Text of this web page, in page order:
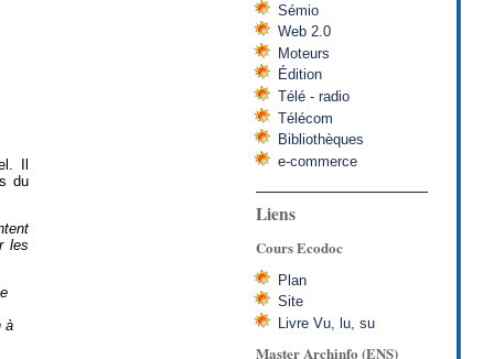
Il
du
les
à
Sémio
Web 2.0
Moteurs
Édition
Télé - radio
Télécom
Bibliothèques
e-commerce
Liens
Cours Ecodoc
Plan
Site
Livre Vu, lu, su
Master Archinfo (ENS)